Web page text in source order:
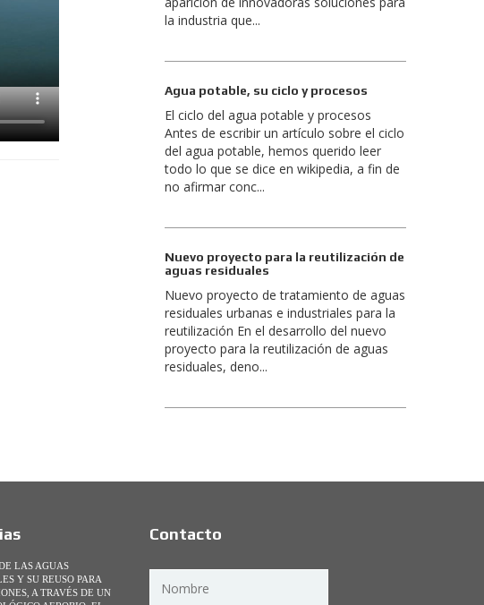
la industria que...
Agua potable, su ciclo y procesos
El ciclo del agua potable y procesos
Antes de escribir un artículo sobre el ciclo
del agua potable, hemos querido leer
todo lo que se dice en wikipedia, a fin de
no afirmar conc...
Nuevo proyecto para la reutilización de
aguas residuales
Nuevo proyecto de tratamiento de aguas
residuales urbanas e industriales para la
reutilización En el desarrollo del nuevo
proyecto para la reutilización de aguas
residuales, deno...
LAS AGUAS
Y SU REUSO PARA
A TRAVÉS DE UN
Contacto